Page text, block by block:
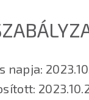
napja: